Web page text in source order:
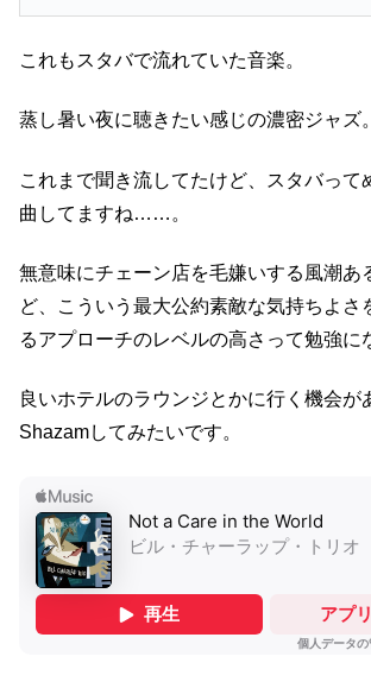
これもスタバで流れていた音楽。
蒸し暑い夜に聴きたい感じの濃密ジャズ。
これまで聞き流してたけど、スタバって
曲してますね……。
無意味にチェーン店を毛嫌いする風潮あ
ど、こういう最大公約素敵な気持ちよさ
るアプローチのレベルの高さって勉強に
良いホテルのラウンジとかに行く機会が
Shazamしてみたいです。